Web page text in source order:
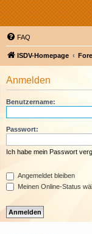
FAQ
ISDV-Homepage
Anmelden
Benutzername:
Passwort:
Ich habe mein Passwort
Angemeldet bleiben
Meinen Online-Status